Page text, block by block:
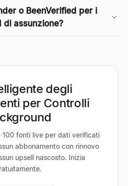
o BeenVerified per i
assunzione?
degli
per Controlli
100 fonti live per dati verificati
abbonamento con rinnovo
upsell nascosto. Inizia